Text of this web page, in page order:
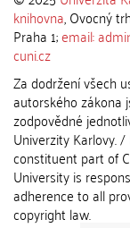
knihovna, Ovocný
Praha 1;email:
cuni.cz
Za dodržení všech
autorského zákona
zodpovědné
Univerzity Karlovy. /
constituent part of
University is
adherence to all
copyright law.